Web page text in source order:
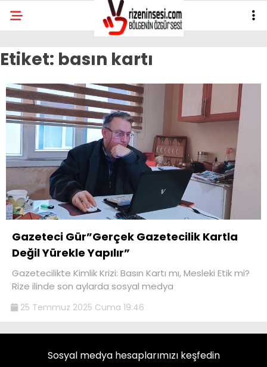
Etiket: basın kartı
Gazeteci Gür”Gerçek Gazetecilik Kartla
Değil Yürekle Yapılır”
Gazetecilikte Kimlik Krizi: Basın Kartı mı, Mesleki Etik mi?
Rize ilinde son aylarda sosyal medya
25 Temmuz 2025 Cuma 19:46
Sosyal medya hesaplarımızı keşfedin